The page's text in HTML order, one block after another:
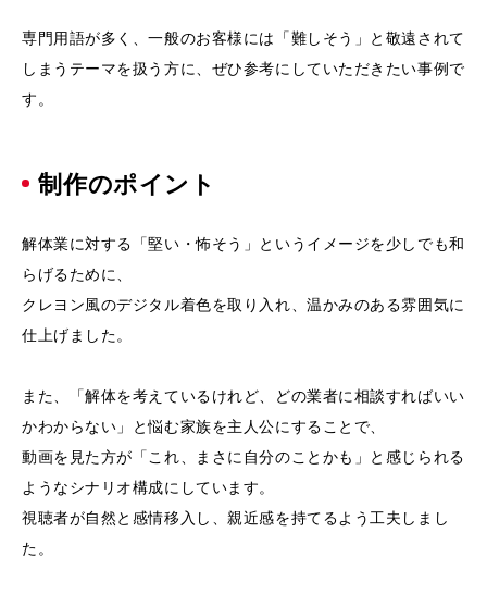
専門用語が多く、一般のお客様には「難しそう」と敬遠されて
しまうテーマを扱う方に、ぜひ参考にしていただきたい事例で
す。
制作のポイント
解体業に対する「堅い・怖そう」というイメージを少しでも和
らげるために、
クレヨン風のデジタル着色を取り入れ、温かみのある雰囲気に
仕上げました。
また、「解体を考えているけれど、どの業者に相談すればいい
かわからない」と悩む家族を主人公にすることで、
動画を見た方が「これ、まさに自分のことかも」と感じられる
ようなシナリオ構成にしています。
視聴者が自然と感情移入し、親近感を持てるよう工夫しまし
た。